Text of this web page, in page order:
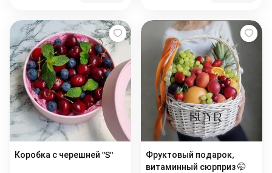
Коробка с черешней "S"
Фруктовый подарок,
витаминный сюрприз 🤭